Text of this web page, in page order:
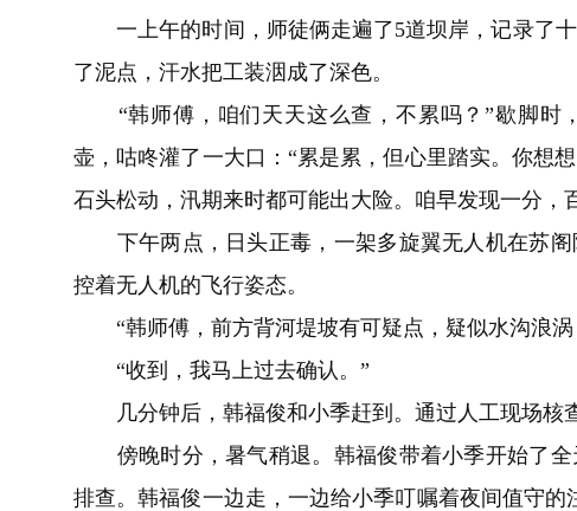
一上午的时间，师徒俩走遍了5道坝岸，记录了十
了泥点，汗水把工装洇成了深色。
“韩师傅，咱们天天这么查，不累吗？”歇脚时
壶，咕咚灌了一大口：“累是累，但心里踏实。你想
石头松动，汛期来时都可能出大险。咱早发现一分，
下午两点，日头正毒，一架多旋翼无人机在苏阁
控着无人机的飞行姿态。
“韩师傅，前方背河堤坡有可疑点，疑似水沟浪涡
“收到，我马上过去确认。”
几分钟后，韩福俊和小季赶到。通过人工现场核
傍晚时分，暑气稍退。韩福俊带着小季开始了全
排查。韩福俊一边走，一边给小季叮嘱着夜间值守